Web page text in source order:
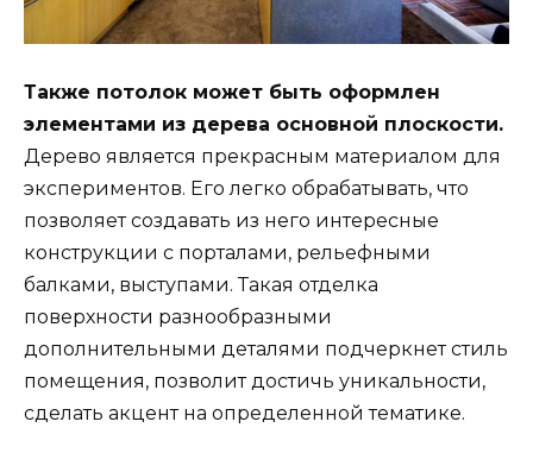
Также потолок может быть оформлен
элементами из дерева основной плоскости.
Дерево является прекрасным материалом для
экспериментов. Его легко обрабатывать, что
позволяет создавать из него интересные
конструкции с порталами, рельефными
балками, выступами. Такая отделка
поверхности разнообразными
дополнительными деталями подчеркнет стиль
помещения, позволит достичь уникальности,
сделать акцент на определенной тематике.